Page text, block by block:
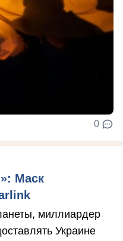
0
Маск
миллиардер
Украине